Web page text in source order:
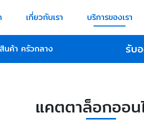
เกี่ยวกับเรา บริการของเรา
นค้า ครัวกลาง รับ
แคตตาล็อกออน